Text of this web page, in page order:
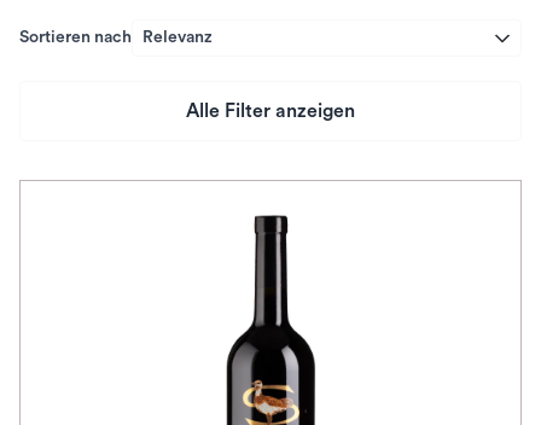
Sortieren nach Relevanz
Alle Filter anzeigen